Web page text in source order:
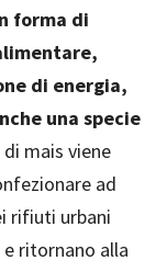
forma di
di energia,
una specie
mais viene
ad
rifiuti urbani
ritornano alla